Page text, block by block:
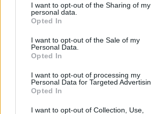
not limited to your visit or usage
grant or deny consent to Google and its
use your data for below specified
consent section.
I want to opt-out of the Sharing of my
personal data.
Opted In
I want to opt-out of the Sale of my
Personal Data.
Opted In
I want to opt-out of processing my
Personal Data for Targeted
Opted In
I want to opt-out of Collection, Use,
Gatto in calore: come capirlo
In questo articolo, esamineremo più da
quando un gatto è in calore e come
Redazione Petstory.it · 23 Gen 2023